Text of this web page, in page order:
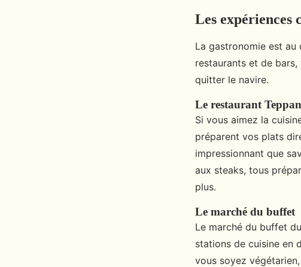
Les expériences
La gastronomie est
restaurants et de
quitter le navire.
Le restaurant
Si vous aimez la
préparent vos plats
impressionnant que
aux steaks, tous
plus.
Le marché du buffet
Le marché du buffet
stations de cuisine en
vous soyez